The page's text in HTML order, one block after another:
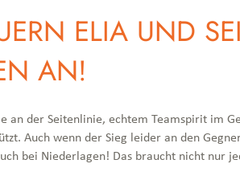
ELIA UND
AN!
an der Seitenlinie, echtem Teamspirit im
Auch wenn der Sieg leider an den
bei Niederlagen! Das braucht nicht nur